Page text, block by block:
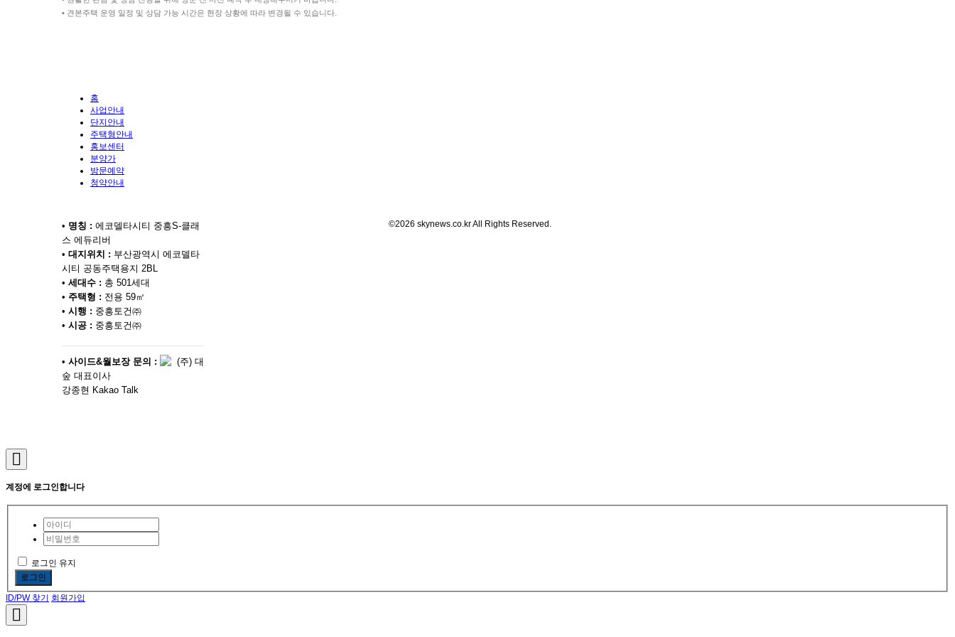
• 견본주택 운영 일정 및 상담 가능 시간은 현장 상황에 따라 변경될 수 있습니다.
홈
사업안내
단지안내
주택형안내
홍보센터
분양가
방문예약
청약안내
• 명칭 : 에코델타시티 중흥S-클래
스 에듀리버
• 대지위치 : 부산광역시 에코델타
시티 공동주택용지 2BL
• 세대수 : 총 501세대
• 주택형 : 전용 59㎡
• 시행 : 중흥토건㈜
• 시공 : 중흥토건㈜
• 사이드&월보장 문의 :
(주) 대
숲 대표이사
강종현 Kakao Talk
©2026 skynews.co.kr All Rights Reserved.
계정에 로그인합니다
로그인 유지
로그인
ID/PW 찾기 회원가입